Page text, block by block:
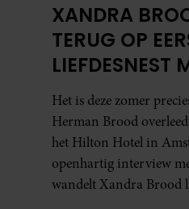
XANDRA
TERUG OP
LIEFDESNEST
BROOD: “HIER
GEBOREN”
Het is deze zomer
Herman Brood
het Hilton Hotel in
openhartig interview
wandelt Xandra Brood